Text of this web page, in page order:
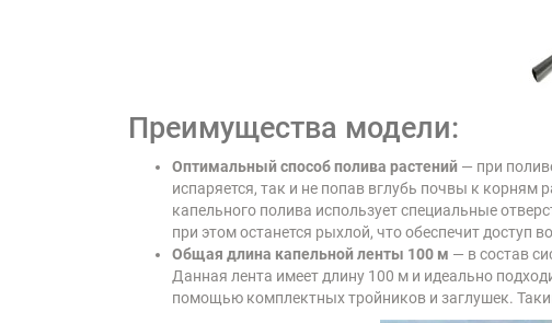
Преимущества модели:
Оптимальный способ полива растений — при
испаряется, так и не попав вглубь почвы к
капельного полива использует специальные
при этом останется рыхлой, что обеспечит доступ
Общая длина капельной ленты 100 м — в состав
Данная лента имеет длину 100 м и идеально
помощью комплектных тройников и заглушек.